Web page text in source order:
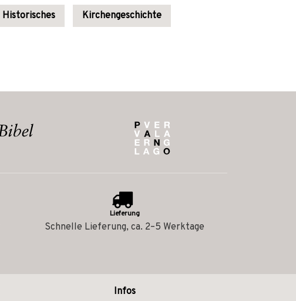
Historisches Kirchengeschichte
Lieferung
Schnelle Lieferung, ca. 2–5 Werktage
Infos